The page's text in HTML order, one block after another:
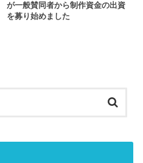
が一般賛同者から制作資金の出資
を募り始めました